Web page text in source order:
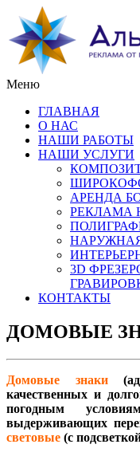
Меню
ГЛАВНАЯ
О НАС
НАШИ РАБОТЫ
НАШИ УСЛУГИ
АРЕНДА
РЕКЛАМА
3D
КОНТАКТЫ
ДОМОВЫЕ
Домовые знаки
качественных и
погодным
выдерживающих
световые (с